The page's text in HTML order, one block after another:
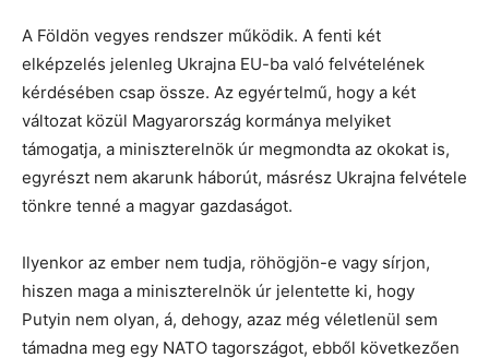
A Földön vegyes rendszer működik. A fenti két
elképzelés jelenleg Ukrajna EU-ba való felvételének
kérdésében csap össze. Az egyértelmű, hogy a két
változat közül Magyarország kormánya melyiket
támogatja, a miniszterelnök úr megmondta az okokat is,
egyrészt nem akarunk háborút, másrész Ukrajna felvétele
tönkre tenné a magyar gazdaságot.
Ilyenkor az ember nem tudja, röhögjön-e vagy sírjon,
hiszen maga a miniszterelnök úr jelentette ki, hogy
Putyin nem olyan, á, dehogy, azaz még véletlenül sem
támadna meg egy NATO tagországot, ebből következően